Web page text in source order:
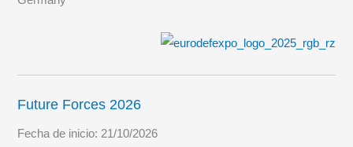
Future Forces 2026
Fecha de inicio: 21/10/2026